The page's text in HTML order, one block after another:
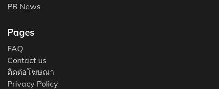
PR News
Pages
FAQ
Contact us
ติดต่อโฆษณา
Privacy Policy